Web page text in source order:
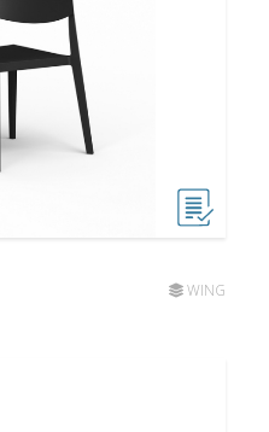
WING